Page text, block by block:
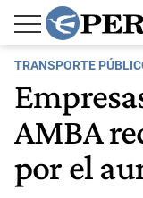
TRANSPORTE
AMBA
por el